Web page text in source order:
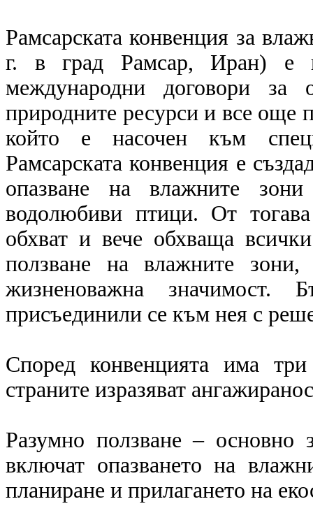
Рамсарската конвенция за
г. в град Рамсар, Иран) е
международни договори за
природните ресурси и все още
който е насочен към
Рамсарската конвенция е
опазване на влажните
водолюбиви птици. От
обхват и вече обхваща
ползване на влажните
жизненоважна значимост.
присъединили се към нея с
Според конвенцията има
страните изразяват
Разумно ползване – основно
включат опазването на
планиране и прилагането на